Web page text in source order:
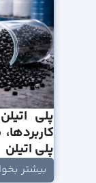
پلی
پلی اتیلن
بیشتر